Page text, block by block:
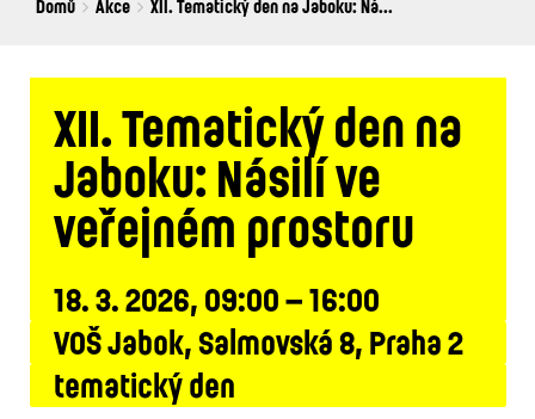
Breadcrumbs
You
Domů Akce XII. Tematický den na Jaboku: Ná...
XII. Tematický den na
Jaboku: Násilí ve
veřejném prostoru
18. 3. 2026, 09:00 – 16:00
VOŠ Jabok, Salmovská 8, Praha 2
tematický den